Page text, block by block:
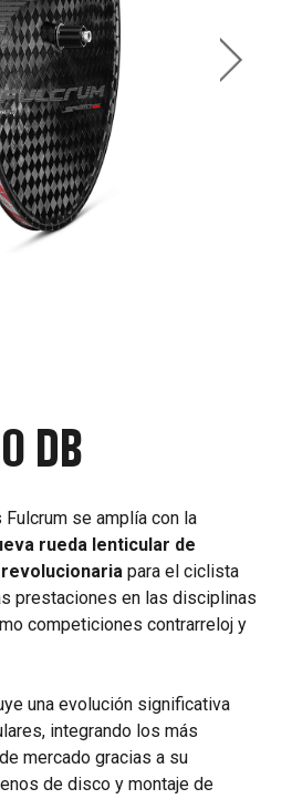
DB
se amplía con la
rueda lenticular de
para el ciclista
prestaciones en las disciplinas
competiciones contrarreloj y
una evolución significativa
integrando los más
mercado gracias a su
de disco y montaje de